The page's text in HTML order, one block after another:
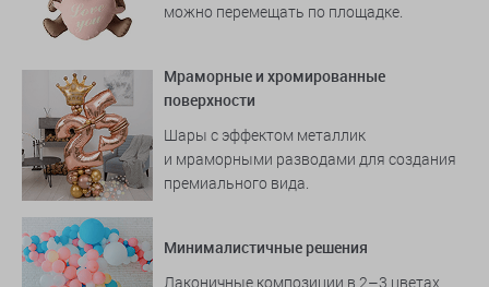
можно перемещать по площадке.
Мраморные и хромированные
поверхности
Шары с эффектом металлик
и мраморными разводами для создания
премиального вида.
Минималистичные решения
Лаконичные композиции в 2–3 цветах